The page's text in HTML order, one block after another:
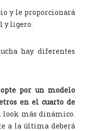
y le proporcionará
y ligero.
hay diferentes
opte por un modelo
en el cuarto de
look más dinámico.
a la última deberá